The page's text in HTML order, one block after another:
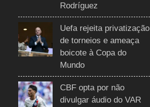
Rodríguez
Uefa rejeita privatização
de torneios e ameaça
boicote à Copa do
Mundo
CBF opta por não
divulgar áudio do VAR